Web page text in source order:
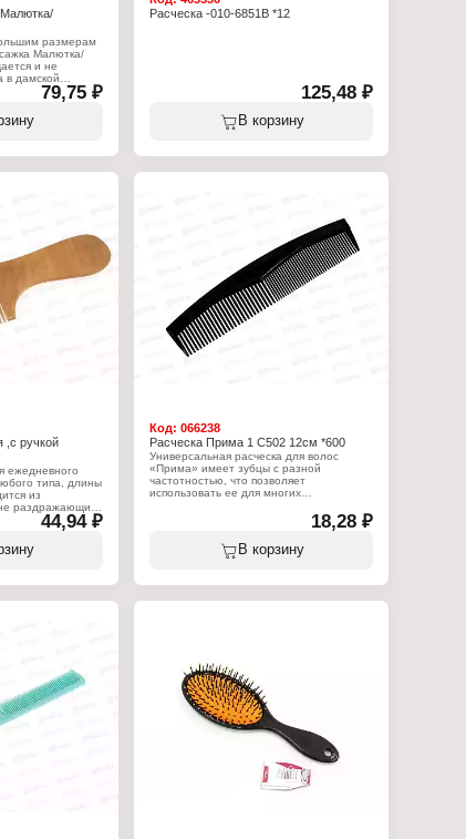
размерам
Малютка/
и не
в дамской
по-прежнему
при
и полностью
пластик,
1шт
79,75 ₽
Расческа -010-6851В *12
125,48 ₽
В корзину
,с ручкой
ежедневного
типа, длины
из
раздражающих
волос
44,94 ₽
Код:066238
Расческа Прима 1 С502 12см *600
Универсальная расческа для волос
«Прима» имеет зубцы с разной
частотностью, что позволяет
использовать ее для многих
расчески «Прима 1» не только легко
расчесывать волосы, но и наносить
маски и средства для ухода за
Артикул: С502
Материал: пластик
Количество предметов: 1 шт
18,28 ₽
В корзину